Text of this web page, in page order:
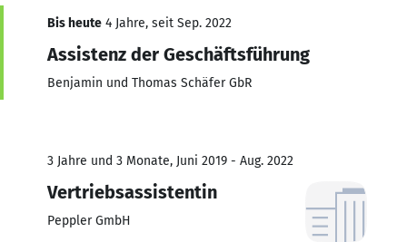
Bis heute 4 Jahre, seit Sep. 2022
Assistenz der Geschäftsführung
Benjamin und Thomas Schäfer GbR
3 Jahre und 3 Monate, Juni 2019 - Aug. 2022
Vertriebsassistentin
Peppler GmbH